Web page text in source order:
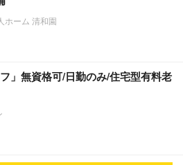
ホーム 清和園
」無資格可/日勤のみ/住宅型有料老